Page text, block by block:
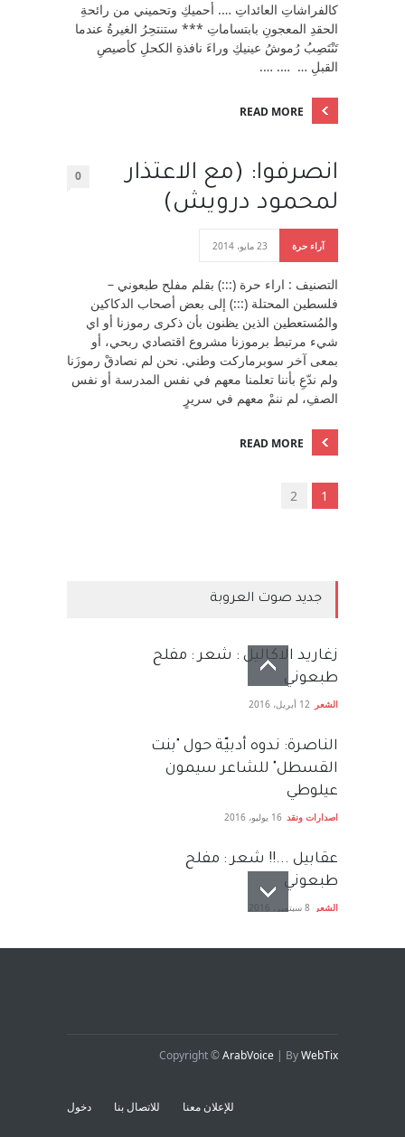
كالفراشاتِ العائداتِ …. أحميكِ وتحميني من رائحةِ
الحقدِ المعجونِ بابتساماتِ *** ستنتحِرُ الغيرةُ عندما
تَنْتَصِبُ رُموشُ عينيكِ وراءَ نافذةِ الكحلِ كأصيصِ
القبلِ … …. ….
READ MORE
انصرفوا: (مع الاعتذار
لمحمود درويش)
0
آراء حرة 23 مايو، 2014
التصنيف : اراء حرة (:::) بقلم مفلح طبعوني –
فلسطين المحتلة (:::) إلى بعض أصحاب الدكاكين
والمُستعطين الذين يظنون بأن ذكرى رموزنا أو اي
شيء مرتبط برموزنا مشروع اقتصادي ربحي، أو
بمعى آخر سوبرماركت وطني. نحن لم نصادقْ رموزَنا
ولم ندّعِ بأننا تعلمنا معهم في نفس المدرسة أو نفس
الصفِ، لم ننمْ معهم في سريرٍ
READ MORE
1
2
جديد صوت العروبة
زغاريد الاكاليل : شعر : مفلح
طبعوني
الشعر 12 أبريل، 2016
الناصرة: ندوه أدبيّة حول "بنت
القسطل" للشاعر سيمون
عيلوطي
اصدارات ونقد 16 يوليو، 2016
عقابيل ...!! شعر : مفلح
طبعوني
الشعر 8 سبتمبر، 2016
السائدُ المأزوم - شعر : مفلح
Copyright ©ArabVoice | ByWebTix
للإعلان معنا للاتصال بنا دخول